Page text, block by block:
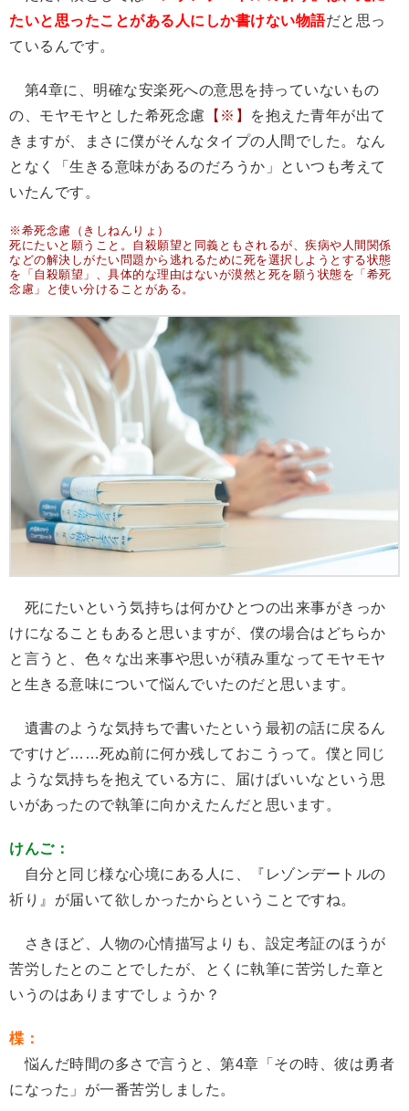
たいと思ったことがある人にしか書けない物語だと思っ
ているんです。
第4章に、明確な安楽死への意思を持っていないもの
の、モヤモヤとした希死念慮 【※】
を抱えた青年が出て
きますが、まさに僕がそんなタイプの人間でした。なん
となく「生きる意味があるのだろうか」といつも考えて
いたんです。
※希死念慮（きしねんりょ）
死にたいと願うこと。自殺願望と同義ともされるが、疾病や人間関係
などの解決しがたい問題から逃れるために死を選択しようとする状態
を「自殺願望」、具体的な理由はないが漠然と死を願う状態を「希死
念慮」と使い分けることがある。
死にたいという気持ちは何かひとつの出来事がきっか
けになることもあると思いますが、僕の場合はどちらか
と言うと、色々な出来事や思いが積み重なってモヤモヤ
と生きる意味について悩んでいたのだと思います。
遺書のような気持ちで書いたという最初の話に戻るん
ですけど……死ぬ前に何か残しておこうって。僕と同じ
ような気持ちを抱えている方に、届けばいいなという思
いがあったので執筆に向かえたんだと思います。
けんご：
自分と同じ様な心境にある人に、『レゾンデートルの
祈り』が届いて欲しかったからということですね。
さきほど、人物の心情描写よりも、設定考証のほうが
苦労したとのことでしたが、とくに執筆に苦労した章と
いうのはありますでしょうか？
楪：
悩んだ時間の多さで言うと、第4章「その時、彼は勇者
になった」が一番苦労しました。